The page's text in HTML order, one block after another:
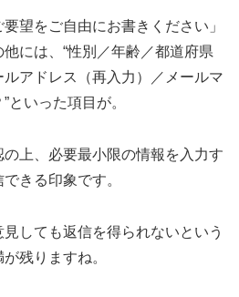
望をご自由にお書きください」
には、“性別／年齢／都道府県
アドレス（再入力）／メールマ
といった項目が。
上、必要最小限の情報を入力す
きる印象です。
しても返信を得られないという
残りますね。